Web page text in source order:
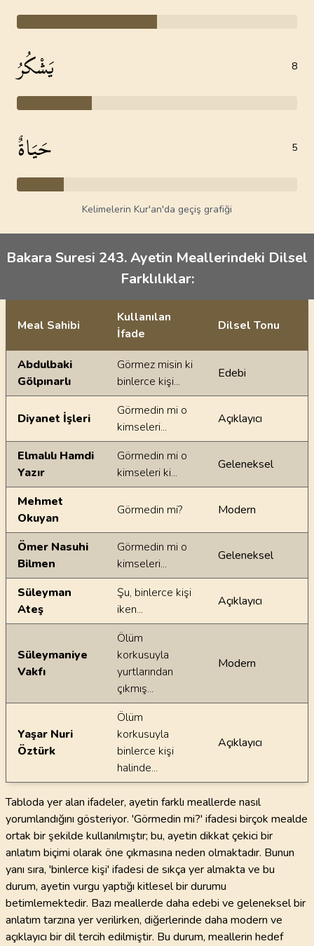
يَشْكُرُ
8
حَيَاةٌ 5
Kelimelerin Kur'an'da geçiş grafiği
Bakara Suresi 243. Ayetin Meallerindeki Dilsel
Farklılıklar:
Ayetin meallerindeki dilsel farklılıklar
Meal Sahibi
Kullanılan
İfade
Dilsel Tonu
Abdulbaki
Gölpınarlı
Görmez misin ki
binlerce kişi...
Edebi
Diyanet İşleri
Görmedin mi o
kimseleri...
Açıklayıcı
Elmalılı Hamdi
Yazır
Görmedin mi o
kimseleri ki...
Geleneksel
Mehmet
Okuyan
Görmedin mi? Modern
Ömer Nasuhi
Bilmen
Görmedin mi o
kimseleri...
Geleneksel
Süleyman
Ateş
Şu, binlerce kişi
iken...
Açıklayıcı
Süleymaniye
Vakfı
Ölüm
korkusuyla
yurtlarından
çıkmış...
Modern
Yaşar Nuri
Öztürk
Ölüm
korkusuyla
binlerce kişi
halinde...
Açıklayıcı
Tabloda yer alan ifadeler, ayetin farklı meallerde nasıl
yorumlandığını gösteriyor. 'Görmedin mi?' ifadesi birçok mealde
ortak bir şekilde kullanılmıştır; bu, ayetin dikkat çekici bir
anlatım biçimi olarak öne çıkmasına neden olmaktadır. Bunun
yanı sıra, 'binlerce kişi' ifadesi de sıkça yer almakta ve bu
durum, ayetin vurgu yaptığı kitlesel bir durumu
betimlemektedir. Bazı meallerde daha edebi ve geleneksel bir
anlatım tarzına yer verilirken, diğerlerinde daha modern ve
açıklayıcı bir dil tercih edilmiştir. Bu durum, meallerin hedef